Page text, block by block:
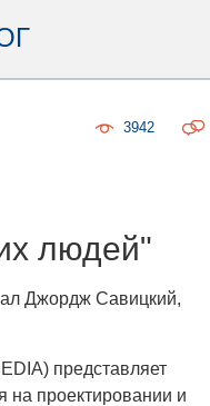
3942
людей"
Джордж Савицкий,
представляет
проектировании и